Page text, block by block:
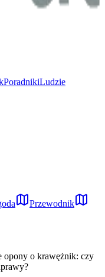
PoradnikiLudzie
Przewodnik
opony o krawężnik: czy